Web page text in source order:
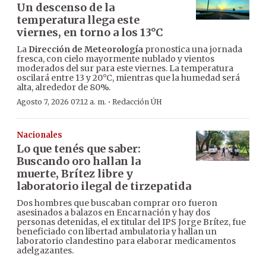
Un descenso de la
temperatura llega este
viernes, en torno a los 13°C
La Dirección de Meteorología pronostica una jornada
fresca, con cielo mayormente nublado y vientos
moderados del sur para este viernes. La temperatura
oscilará entre 13 y 20°C, mientras que la humedad será
alta, alrededor de 80%.
Agosto 7, 2026 07:12 a. m. · Redacción ÚH
Nacionales
Lo que tenés que saber:
Buscando oro hallan la
muerte, Brítez libre y
laboratorio ilegal de tirzepatida
Dos hombres que buscaban comprar oro fueron
asesinados a balazos en Encarnación y hay dos
personas detenidas, el ex titular del IPS Jorge Brítez, fue
beneficiado con libertad ambulatoria y hallan un
laboratorio clandestino para elaborar medicamentos
adelgazantes.